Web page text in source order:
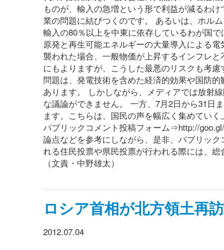
ものが、輸入の急増という形で利益が減るわ
業の問題に結びつくのです。 あるいは、ホル
輸入の80％以上を中東に依存しているわが国
原発と再生可能エネルギーの大量導入による
襲われた場合、一般物価が上昇するインフレ
にもよりますが、こうした最悪のリスクも考
問題は、発電技術を含めた経済的効果や国防
あります。 しかしながら、メディアでは放射
な議論ができません。 一方、7月2日から31日
ます。こちらは、国民の声を幅広く集めてい
パブリックコメント投稿フォーム⇒http://
論点などを参考にしながら、是非、パブリッ
れる住民投票や県民投票が行われる際には、
（文責・中野雄太）
ロシア首相が北方領土再
2012.07.04